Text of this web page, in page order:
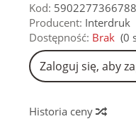
Kod: 5902277366788
Producent: Interdruk
Dostępność: Brak (0
Zaloguj się, aby
Historia ceny